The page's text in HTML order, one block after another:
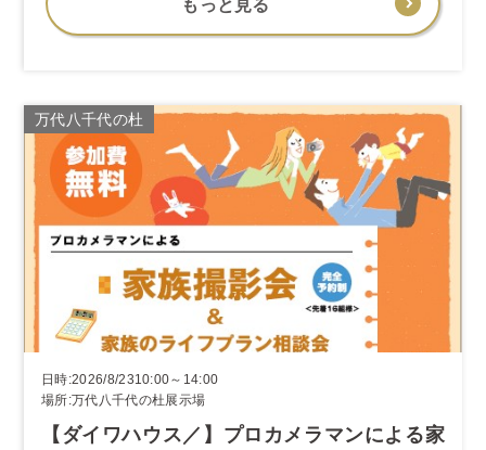
もっと見る
万代八千代の杜
日時:2026/8/2310:00～14:00
場所:万代八千代の杜展示場
【ダイワハウス／】プロカメラマンによる家